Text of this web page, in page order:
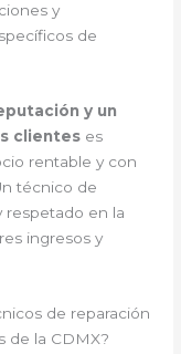
y
de
y un
clientes es
rentable y con
técnico de
respetado en la
ingresos y
de reparación
de la CDMX?